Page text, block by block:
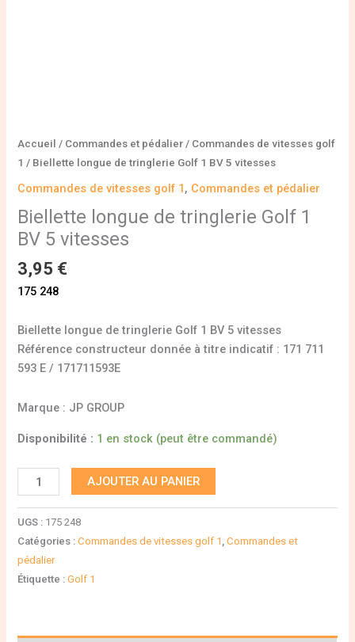
Accueil / Commandes et pédalier / Commandes de vitesses golf
1 / Biellette longue de tringlerie Golf 1 BV 5 vitesses
Commandes de vitesses golf 1, Commandes et pédalier
Biellette longue de tringlerie Golf 1
BV 5 vitesses
3,95 €
175 248
Biellette longue de tringlerie Golf 1 BV 5 vitesses
Référence constructeur donnée à titre indicatif : 171 711
593 E / 171711593E
Marque : JP GROUP
Disponibilité : 1 en stock (peut être commandé)
AJOUTER AU PANIER
UGS : 175 248
Catégories :Commandes de vitesses golf 1 ,Commandes et
pédalier
Étiquette :Golf 1